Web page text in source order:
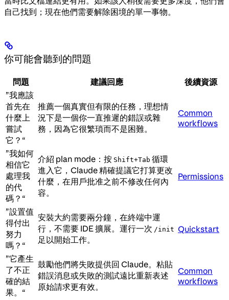
自己找到；現在他們需要解除困境的單一事物。
你可能會聽到的問題
問題 建議回應
後續資源
”我應該
首先在
什麼上
嘗試
它？“
推薦一個真實但有限的任務，理想情
況下是一個你一直推遲的錯誤或雜
務，因為它很繁瑣而不是困難。
Common
workflows
”我如何
相信它
處理我
的代
碼？“
介紹 plan mode：按 Shift+Tab 循環
進入它，Claude 精確提議它打算更改
什麼，在用戶批准之前不修改任何內
容。
Permissions
”設置值
得付出
努力
嗎？“
安裝大約需要兩分鐘，在終端中運
行，不需要 IDE 擴展。運行一次 /init
足以開始工作。
Quickstart
”它產生
了不正
確的結
果。“
鼓勵他們將失敗提供回 Claude。粘貼
錯誤消息或失敗的測試遠比重新表述
原始請求更有效。
Common
workflows